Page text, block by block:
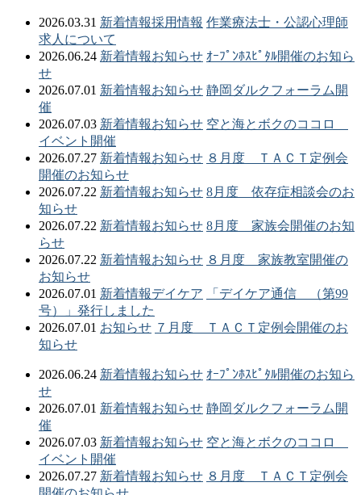
2026.03.31 新着情報採用情報 作業療法士・公認心理師
求人について
2026.06.24 新着情報お知らせ ｵｰﾌﾟﾝﾎｽﾋﾟﾀﾙ開催のお知ら
せ
2026.07.01 新着情報お知らせ 静岡ダルクフォーラム開
催
2026.07.03 新着情報お知らせ 空と海とボクのココロ
イベント開催
2026.07.27 新着情報お知らせ ８月度 ＴＡＣＴ定例会
開催のお知らせ
2026.07.22 新着情報お知らせ 8月度 依存症相談会のお
知らせ
2026.07.22 新着情報お知らせ 8月度 家族会開催のお知
らせ
2026.07.22 新着情報お知らせ ８月度 家族教室開催の
お知らせ
2026.07.01 新着情報デイケア
「デイケア通信 （第99
号）」発行しました
2026.07.01 お知らせ ７月度 ＴＡＣＴ定例会開催のお
知らせ
2026.06.24 新着情報お知らせ ｵｰﾌﾟﾝﾎｽﾋﾟﾀﾙ開催のお知ら
せ
2026.07.01 新着情報お知らせ 静岡ダルクフォーラム開
催
2026.07.03 新着情報お知らせ 空と海とボクのココロ
イベント開催
2026.07.27 新着情報お知らせ ８月度 ＴＡＣＴ定例会